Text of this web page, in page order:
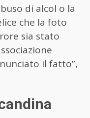
di alcol o la
che la foto
sia stato
il fatto”,